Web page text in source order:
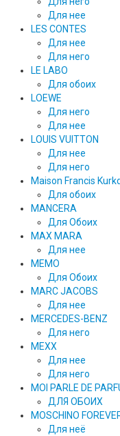
Для нее
LES CONTES
Для нее
Для него
LE LABO
Для обоих
LOEWE
Для него
Для нее
LOUIS VUITTON
Для нее
Для него
Maison Francis
Для обоих
MANCERA
Для Обоих
MAX MARA
Для нее
MEMO
Для Обоих
MARC JACOBS
Для нее
MERCEDES-BENZ
Для него
MEXX
Для нее
Для него
MOI PARLE DE
ДЛЯ ОБОИХ
MOSCHINO
Для неё